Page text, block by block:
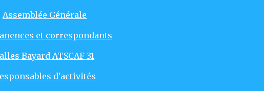
Assemblée Générale
et correspondants
Bayard ATSCAF 31
d'activités